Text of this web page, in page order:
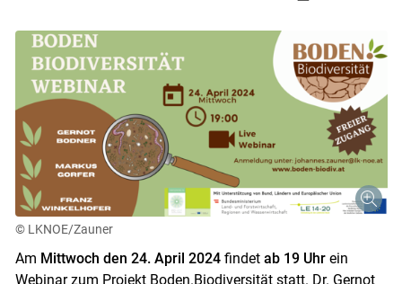
© LKNOE/Zauner
Am Mittwoch den 24. April 2024findet ab 19 Uhrein
Webinar zum Projekt Boden.Biodiversität statt. Dr. Gernot